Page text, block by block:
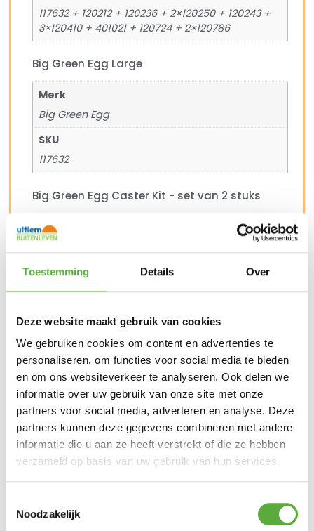
Toestemming Details Over
Deze website maakt gebruik van cookies
We gebruiken cookies om content en advertenties te
personaliseren, om functies voor social media te bieden
en om ons websiteverkeer te analyseren. Ook delen we
informatie over uw gebruik van onze site met onze
partners voor social media, adverteren en analyse. Deze
partners kunnen deze gegevens combineren met andere
informatie die u aan ze heeft verstrekt of die ze hebben
verzameld op basis van uw gebruik van hun services.
Noodzakelijk
117632 + 120212 + 120236 + 2×120250 + 120243 +
3×120410 + 401021 + 120724 + 2×120786
Big Green Egg Large
Merk
Big Green Egg
SKU
117632
Big Green Egg Caster Kit - set van 2 stuks
Merk
SKU
120410
Big Green Egg ConvEGGtor Large
Merk
Big Green Egg
401021
EAN
0665719401021
Big Green Egg 1 Piece convEggtor Basket -
Large